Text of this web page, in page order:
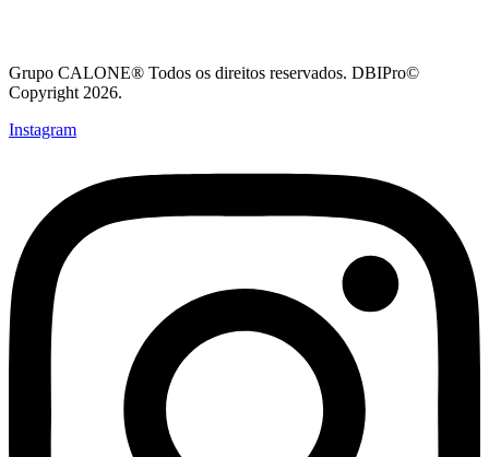
Grupo CALONE® Todos os direitos reservados. DBIPro©
Copyright 2026.
Instagram